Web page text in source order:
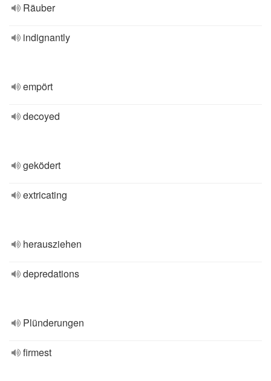
Räuber
indignantly
empört
decoyed
geködert
extricating
herausziehen
depredations
Plünderungen
firmest